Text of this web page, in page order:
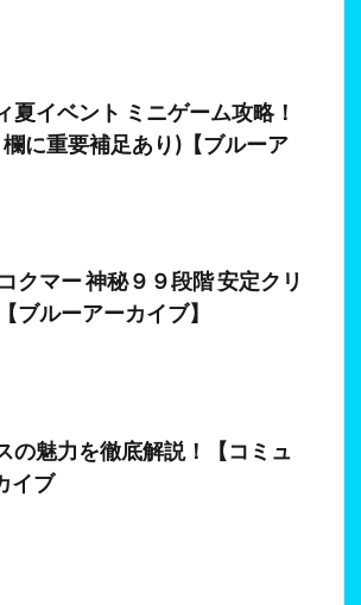
夏イベント ミニゲーム攻略！
に重要補足あり)【ブルーア
クマー 神秘９９段階 安定クリ
ブルーアーカイブ】
の魅力を徹底解説！【コミュ
イブ